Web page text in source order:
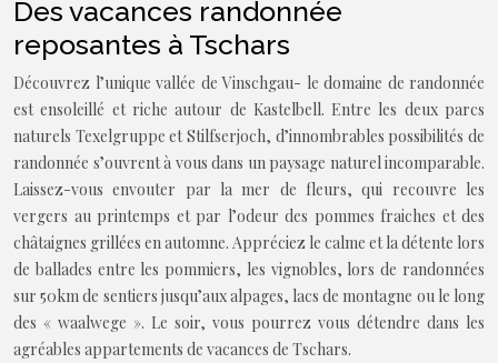
Des vacances randonnée
reposantes à Tschars
Découvrez l’unique vallée de Vinschgau- le domaine de randonnée
est ensoleillé et riche autour de Kastelbell. Entre les deux parcs
naturels Texelgruppe et Stilfserjoch, d’innombrables possibilités de
randonnée s’ouvrent à vous dans un paysage naturel incomparable.
Laissez-vous envouter par la mer de fleurs, qui recouvre les
vergers au printemps et par l’odeur des pommes fraiches et des
châtaignes grillées en automne. Appréciez le calme et la détente lors
de ballades entre les pommiers, les vignobles, lors de randonnées
sur 50km de sentiers jusqu’aux alpages, lacs de montagne ou le long
des « waalwege ». Le soir, vous pourrez vous détendre dans les
agréables appartements de vacances de Tschars.